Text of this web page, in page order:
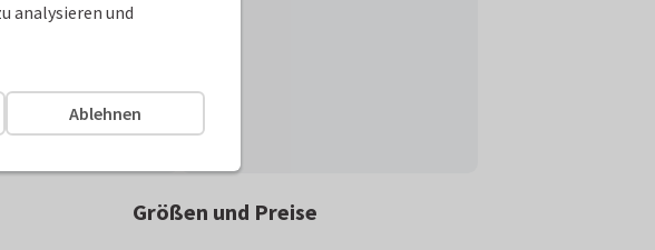
Größen und Preise
analysieren und
Ablehnen